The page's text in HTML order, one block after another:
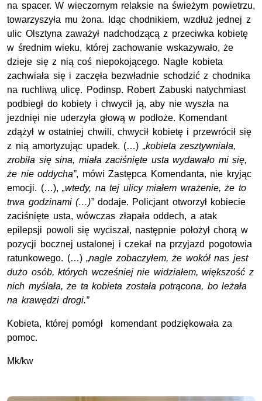
na spacer. W wieczornym relaksie na świeżym powietrzu,
towarzyszyła mu żona. Idąc chodnikiem, wzdłuż jednej z
ulic Olsztyna zaważył nadchodzącą z przeciwka kobietę
w średnim wieku, której zachowanie wskazywało, że
dzieje się z nią coś niepokojącego. Nagle kobieta
zachwiała się i zaczęła bezwładnie schodzić z chodnika
na ruchliwą ulicę. Podinsp. Robert Zabuski natychmiast
podbiegł do kobiety i chwycił ją, aby nie wyszła na
jezdnięi nie uderzyła głową w podłoże. Komendant
zdążył w ostatniej chwili, chwycił kobietę i przewrócił się
z nią amortyzując upadek. (…) „kobieta zesztywniała,
zrobiła się sina, miała zaciśnięte usta wydawało mi się,
że nie oddycha”, mówi Zastępca Komendanta, nie kryjąc
emocji. (…),„wtedy, na tej ulicy miałem wrażenie, że to
trwa godzinami (…)”dodaje. Policjant otworzył kobiecie
zaciśnięte usta, wówczas złapała oddech, a atak
epilepsji powoli się wyciszał, następnie położył chorą w
pozycji bocznej ustalonej i czekał na przyjazd pogotowia
ratunkowego. (…) „nagle zobaczyłem, że wokół nas jest
dużo osób, których wcześniej nie widziałem, większość z
nich myślała, że ta kobieta została potrącona, bo leżała
na krawędzi drogi.”
Kobieta, której pomógł komendant podziękowała za
pomoc.
Mk/kw